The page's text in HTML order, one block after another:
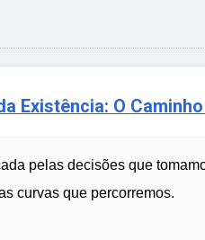
Existência: O
pelas decisões que
curvas que percorremos.